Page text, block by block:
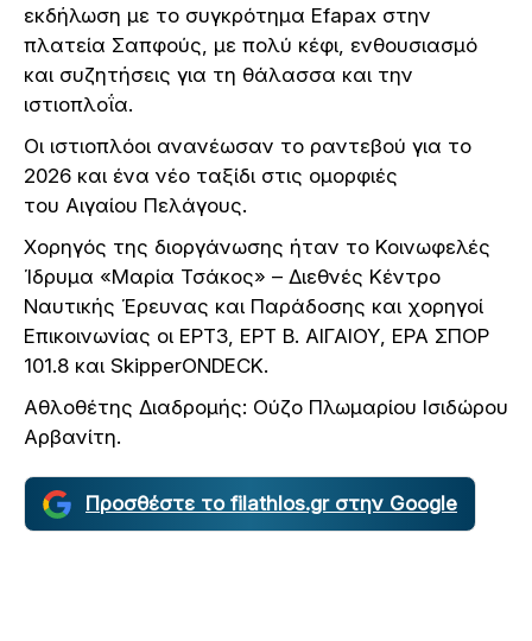
εκδήλωση με το συγκρότημα Efapax στην
πλατεία Σαπφούς, με πολύ κέφι, ενθουσιασμό
και συζητήσεις για τη θάλασσα και την
ιστιοπλοΐα.
Οι ιστιοπλόοι ανανέωσαν το ραντεβού για το
2026 και ένα νέο ταξίδι στις ομορφιές
του Αιγαίου Πελάγους.
Χορηγός της διοργάνωσης ήταν το Κοινωφελές
Ίδρυμα «Μαρία Τσάκος» – Διεθνές Κέντρο
Ναυτικής Έρευνας και Παράδοσης και χορηγοί
Επικοινωνίας οι ΕΡΤ3, ΕΡΤ Β. ΑΙΓΑΙΟΥ, ΕΡΑ ΣΠΟΡ
101.8 και SkipperONDECK.
Αθλοθέτης Διαδρομής: Ούζο Πλωμαρίου Ισιδώρου
Αρβανίτη.
Προσθέστε το filathlos.gr στην Google